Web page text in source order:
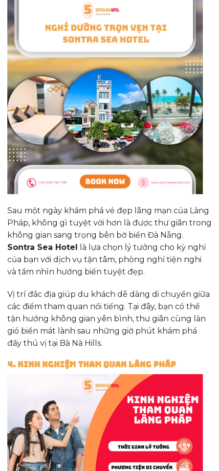
Sau một ngày khám phá vẻ đẹp lãng mạn của Làng
Pháp, không gì tuyệt vời hơn là được thư giãn trong
không gian sang trọng bên bờ biển Đà Nẵng.
Sontra Sea Hotel là lựa chọn lý tưởng cho kỳ nghỉ
của bạn với dịch vụ tận tâm, phòng nghỉ tiện nghi
và tầm nhìn hướng biển tuyệt đẹp.
Vị trí đắc địa giúp du khách dễ dàng di chuyển giữa
các điểm tham quan nổi tiếng. Tại đây, bạn có thể
tận hưởng không gian yên bình, thư giãn cùng làn
gió biển mát lành sau những giờ phút khám phá
đầy thú vị tại Bà Nà Hills.
4. Kinh Nghiệm Tham Quan Làng Pháp